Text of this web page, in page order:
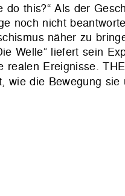
do this?“ Als der
noch nicht
näher zu
Welle“ liefert sein
realen Ereignisse.
wie die Bewegung